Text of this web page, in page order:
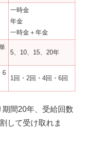
一時金
年金
一時金＋年金
5、10、15、20年
6
1回・2回・4回・6回
間20年、受給回数
して受け取れま